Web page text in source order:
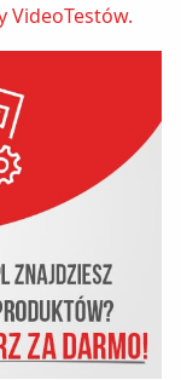
VideoTestów.